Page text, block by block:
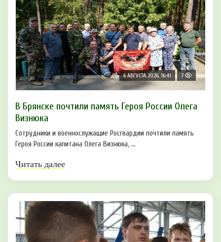
6 АВГУСТА 2026, 16:41 7
В Брянске почтили память Героя России Олега
Визнюка
Сотрудники и военнослужащие Росгвардии почтили память
Героя России капитана Олега Визнюка, ...
Читать далее